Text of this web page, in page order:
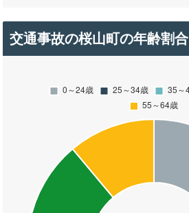
交通事故の桜山町の年齢割合